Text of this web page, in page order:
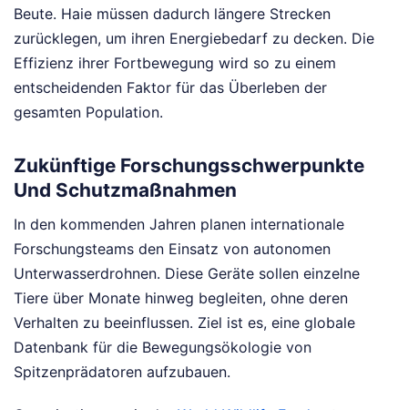
Beute. Haie müssen dadurch längere Strecken
zurücklegen, um ihren Energiebedarf zu decken. Die
Effizienz ihrer Fortbewegung wird so zu einem
entscheidenden Faktor für das Überleben der
gesamten Population.
Zukünftige Forschungsschwerpunkte
Und Schutzmaßnahmen
In den kommenden Jahren planen internationale
Forschungsteams den Einsatz von autonomen
Unterwasserdrohnen. Diese Geräte sollen einzelne
Tiere über Monate hinweg begleiten, ohne deren
Verhalten zu beeinflussen. Ziel ist es, eine globale
Datenbank für die Bewegungsökologie von
Spitzenprädatoren aufzubauen.